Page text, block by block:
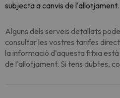
subjecta a canvis de l'allotjament.
Alguns dels serveis detallats
consultar les vostres tarifes
la informació d'aquesta fitxa
de l'allotjament. Si tens dubtes,